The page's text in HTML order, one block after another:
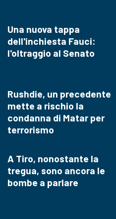
Una nuova tappa
dell'inchiesta Fauci:
l'oltraggio al Senato
Rushdie, un precedente
mette a rischio la
condanna di Matar per
terrorismo
A Tiro, nonostante la
tregua, sono ancora le
bombe a parlare